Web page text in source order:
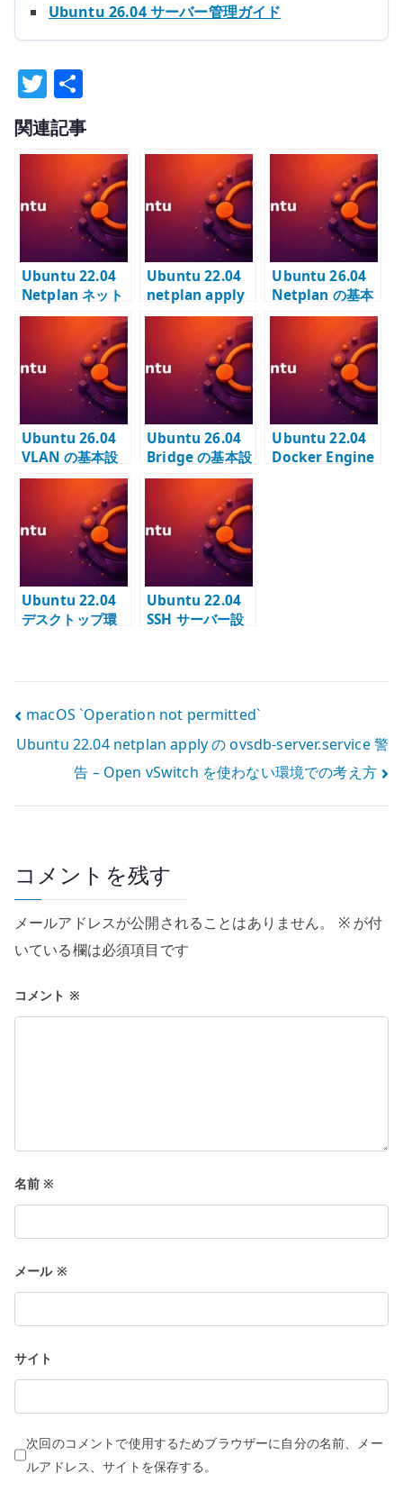
Ubuntu 26.04 サーバー管理ガイド
T
w
it
r
有
関連記事
Ubuntu 22.04
Netplan ネット
ワーク設定 –
DHCP / 固定 IP /
DNS の基本
Ubuntu 22.04
netplan apply
の ovsdb-
server.service
警告 – Open
vSwitch を使わ
ない環境での考
Ubuntu 26.04
Netplan の基本
設定 – IP アドレ
ス / DNS / ルー
ティングを管理
する
Ubuntu 26.04
VLAN の基本設
定 – Netplan で
tagged VLAN
Ubuntu 26.04
Bridge の基本設
定 – KVM 向け
br0 を Netplan
Ubuntu 22.04
Docker Engine
Ubuntu 22.04
デスクトップ環
Ubuntu 22.04
SSH サーバー設
投
稿
ゲ
ー
シ
ン
macOS `Operation not permitted`
Ubuntu 22.04 netplan apply の ovsdb-server.service 警
告 – Open vSwitch を使わない環境での考え方
コメントを残す
メールアドレスが公開されることはありません。 ※が付
いている欄は必須項目です
コメント ※
名前※
メール ※
サイト
次回のコメントで使用するためブラウザーに自分の名前、メー
ルアドレス、サイトを保存する。